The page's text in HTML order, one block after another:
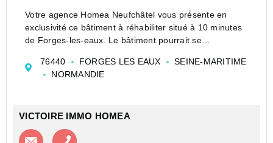
Votre agence Homea Neufchâtel vous présente en
exclusivité ce bâtiment à réhabiliter situé à 10 minutes
de Forges-les-eaux. Le bâtiment pourrait se
avec un garage sur une parcelle d'environ 250m...
76440 FORGES LES EAUX
SEINE-MARITIME
NORMANDIE
VICTOIRE IMMO HOMEA
Contacter l'agence